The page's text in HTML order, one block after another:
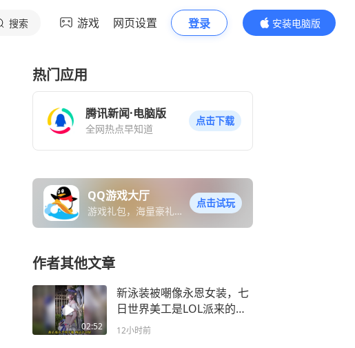
搜索 游戏 网页设置 登录
安装电脑版
内容更精彩
热门应用
腾讯新闻·电脑版
全网热点早知道
点击下载
QQ游戏大厅
游戏礼包，海量豪礼免
点击试玩
作者其他文章
02:52
新泳装被嘲像永恩女装，七
日世界美工是LOL派来的卧
底吧
12小时前